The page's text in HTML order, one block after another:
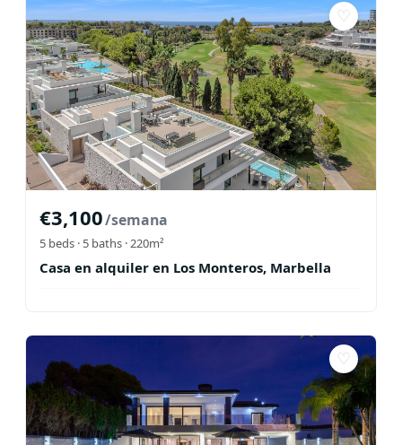
♡
€3,100/semana
5 beds · 5 baths · 220m²
Casa en alquiler en Los Monteros, Marbella
♡